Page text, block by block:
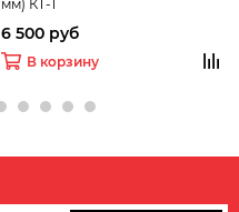
мм) КТ-1
6 500 руб
В корзину